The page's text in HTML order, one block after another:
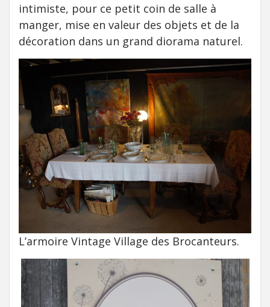
intimiste, pour ce petit coin de salle à
manger, mise en valeur des objets et de la
décoration dans un grand diorama naturel.
L’armoire Vintage Village des Brocanteurs.